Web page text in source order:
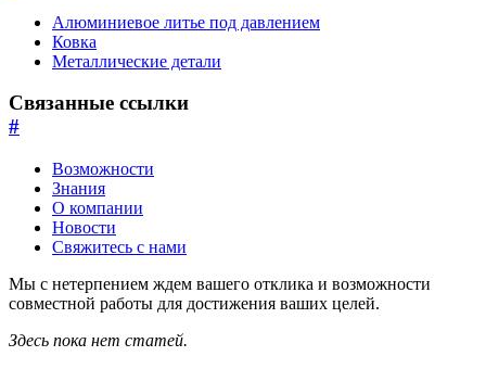
Алюминиевое литье под давлением
Ковка
Металлические детали
Связанные ссылки
#
Возможности
Знания
О компании
Новости
Свяжитесь с нами
Мы с нетерпением ждем вашего отклика и возможности
совместной работы для достижения ваших целей.
Здесь пока нет статей.